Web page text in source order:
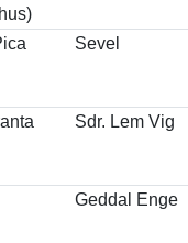
Sevel
Sdr. Lem Vig
Geddal Enge